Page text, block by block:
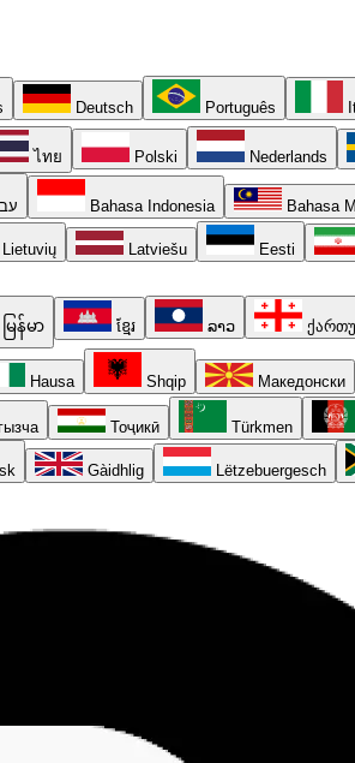
Deutsch Português
ไทย Polski Nederlands
Bahasa Indonesia Bahasa
Lietuvių Latviešu Eesti
မြန်မာ ខ្មែរ ລາວ
Hausa Shqip Македонски
Тоҷикӣ Türkmen
Gàidhlig Lëtzebuergesch